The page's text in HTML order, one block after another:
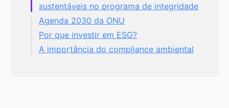
sustentáveis no programa de integridade
Agenda 2030 da ONU
Por que investir em ESG?
A importância do compliance ambiental